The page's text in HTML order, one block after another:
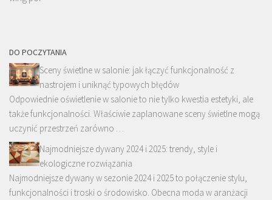
DO POCZYTANIA
Sceny świetlne w salonie: jak łączyć funkcjonalność z
nastrojem i uniknąć typowych błędów
Odpowiednie oświetlenie w salonie to nie tylko kwestia estetyki, ale
także funkcjonalności. Właściwie zaplanowane sceny świetlne mogą
uczynić przestrzeń zarówno …
Najmodniejsze dywany 2024 i 2025: trendy, style i
ekologiczne rozwiązania
Najmodniejsze dywany w sezonie 2024 i 2025 to połączenie stylu,
funkcjonalności i troski o środowisko. Obecna moda w aranżacji